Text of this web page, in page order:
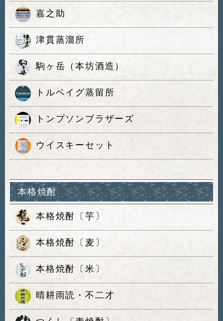
嘉之助
津貫蒸溜所
駒ヶ岳（本坊酒造）
トルベイグ蒸留所
トンプソンブラザーズ
ウイスキーセット
本格焼酎
本格焼酎〔芋〕
本格焼酎〔麦〕
本格焼酎〔米〕
晴耕雨読・不二才